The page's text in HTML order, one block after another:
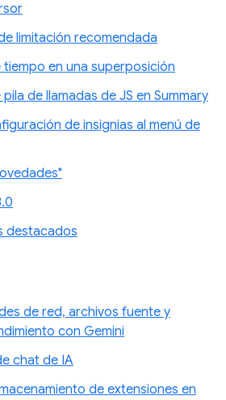
limitación recomendada
en una superposición
de llamadas de JS en Summary
de insignias al menú de
destacados
de red, archivos fuente y
con Gemini
chat de IA
de extensiones en